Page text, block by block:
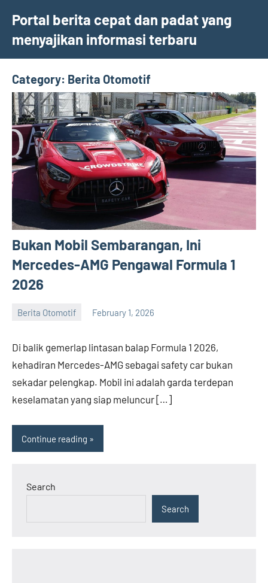
content
Portal berita cepat dan padat yang
menyajikan informasi terbaru
Category: Berita Otomotif
Bukan Mobil Sembarangan, Ini
Mercedes-AMG Pengawal Formula 1
2026
Berita Otomotif February 1, 2026
Di balik gemerlap lintasan balap Formula 1 2026,
kehadiran Mercedes-AMG sebagai safety car bukan
sekadar pelengkap. Mobil ini adalah garda terdepan
keselamatan yang siap meluncur […]
Continue reading
Search
Search